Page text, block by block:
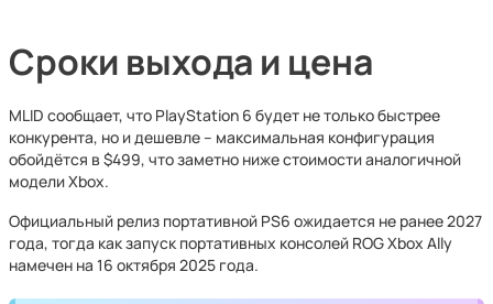
Сроки выхода и цена
MLID сообщает, что PlayStation 6 будет не только быстрее
конкурента, но и дешевле – максимальная конфигурация
обойдётся в $499, что заметно ниже стоимости аналогичной
модели Xbox.
Официальный релиз портативной PS6 ожидается не ранее 2027
года, тогда как запуск портативных консолей ROG Xbox Ally
намечен на 16 октября 2025 года.